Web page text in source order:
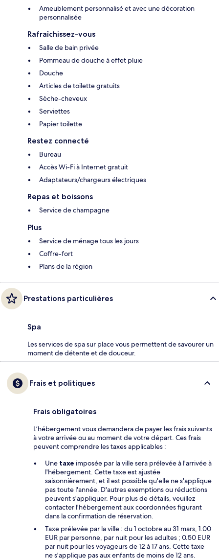
Ameublement personnalisé et avec une décoration
personnalisée
Rafraîchissez-vous
Salle de bain privée
Pommeau de douche à effet pluie
Douche
Articles de toilette gratuits
Sèche-cheveux
Serviettes
Papier toilette
Restez connecté
Bureau
Accès Wi-Fi à Internet gratuit
Adaptateurs/chargeurs électriques
Repas et boissons
Service de champagne
Plus
Service de ménage tous les jours
Coffre-fort
Plans de la région
Prestations particulières
Spa
Les services de spa sur place vous permettent de savourer un
moment de détente et de douceur.
Frais et politiques
Frais obligatoires
L’hébergement vous demandera de payer les frais suivants
à votre arrivée ou au moment de votre départ. Ces frais
peuvent comprendre les taxes applicables :
Une taxe imposée par la ville sera prélevée à l'arrivée à
l'hébergement. Cette taxe est ajustée
saisonnièrement, et il est possible qu'elle ne s'applique
pas toute l'année. D'autres exemptions ou réductions
peuvent s'appliquer. Pour plus de détails, veuillez
contacter l'hébergement aux coordonnées figurant
dans la confirmation de réservation.
Taxe prélevée par la ville : du 1 octobre au 31 mars, 1.00
EUR par personne, par nuit pour les adultes ; 0.50 EUR
par nuit pour les voyageurs de 12 à 17 ans. Cette taxe
ne s'applique pas aux enfants de moins de 12 ans.